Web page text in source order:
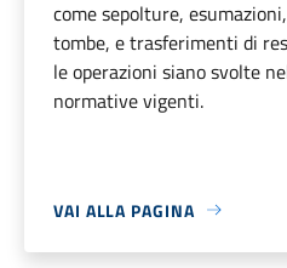
come sepolture,
tombe, e trasferimenti di
le operazioni siano svolte
normative vigenti.
VAI ALLA PAGINA